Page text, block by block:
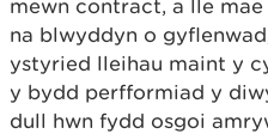
mewn contract, a lle
na blwyddyn o
ystyried lleihau maint y
y bydd perfformiad y
dull hwn fydd osgoi